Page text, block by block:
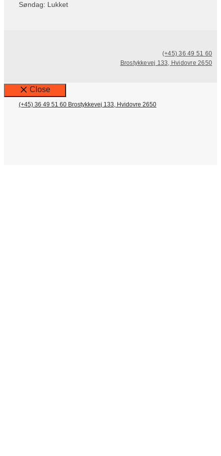
Søndag: Lukket
(+45) 36 49 51 60
Brostykkevej 133, Hvidovre 2650
Close
(+45) 36 49 51 60 Brostykkevej 133, Hvidovre 2650